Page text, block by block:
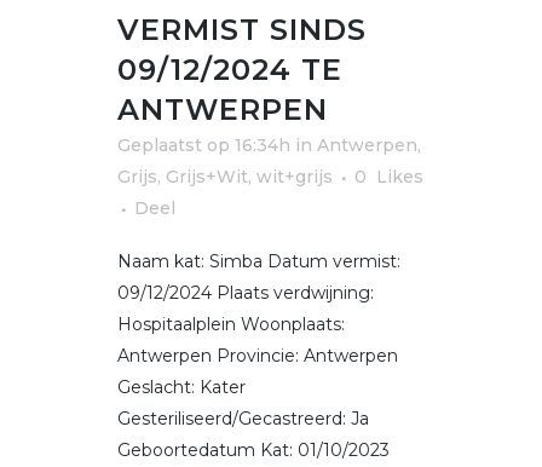
VERMIST SINDS
09/12/2024 TE
ANTWERPEN
Geplaatst op 16:34h in Antwerpen,
Grijs, Grijs+Wit, wit+grijs
0
Likes
Deel
Naam kat: Simba Datum vermist:
09/12/2024 Plaats verdwijning:
Hospitaalplein Woonplaats:
Antwerpen Provincie: Antwerpen
Geslacht: Kater
Gesteriliseerd/Gecastreerd: Ja
Geboortedatum Kat: 01/10/2023